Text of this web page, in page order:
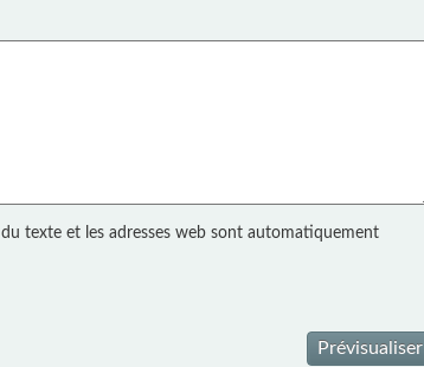
texte et les adresses web sont automatiquement
Prévisualiser